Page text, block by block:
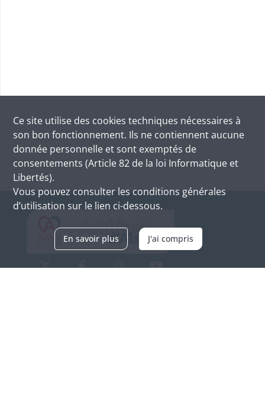
Ce site utilise des cookies techniques nécessaires à
son bon fonctionnement. Ils ne contiennent aucune
donnée personnelle et sont exemptés de
consentements (Article 82 de la loi Informatique et
Libertés).
Vous pouvez consulter les conditions générales
d’utilisation sur le lien ci-dessous.
En savoir plus J'ai compris